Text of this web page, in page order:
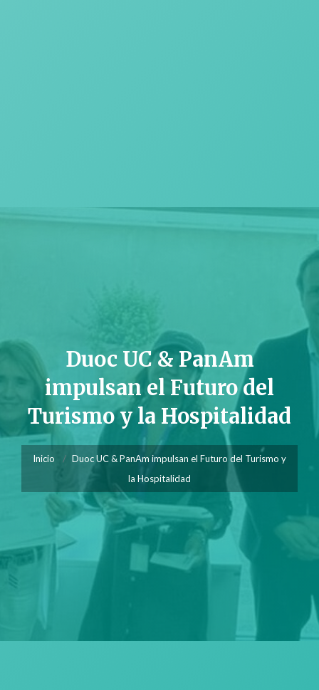
Duoc UC & PanAm
impulsan el Futuro del
Turismo y la Hospitalidad
Inicio
Duoc UC & PanAm impulsan el Futuro del Turismo y
la Hospitalidad